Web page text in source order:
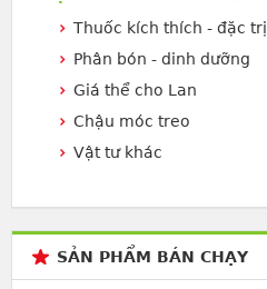
Thuốc kích thích - đặc trị
Phân bón - dinh dưỡng
Giá thể cho Lan
Chậu móc treo
Vật tư khác
SẢN PHẨM BÁN CHẠY